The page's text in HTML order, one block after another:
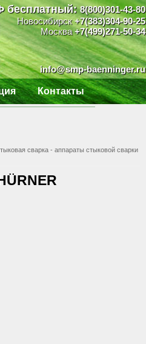
бесплатный:8(800)301-43-80
Новосибирск+7(383)304-90-25
Москва+7(499)271-50-34
info@smp-baenninger.ru
Контакты
сварка - аппараты стыковой сварки